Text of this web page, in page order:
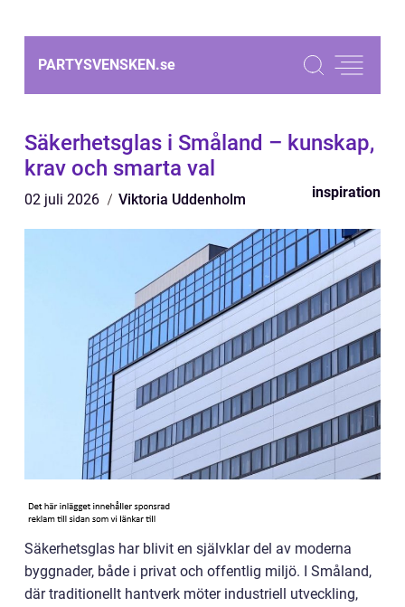
PARTYSVENSKEN.se
Säkerhetsglas i Småland – kunskap,
krav och smarta val
02 juli 2026 Viktoria Uddenholm inspiration
Säkerhetsglas har blivit en självklar del av moderna
byggnader, både i privat och offentlig miljö. I Småland,
där traditionellt hantverk möter industriell utveckling,